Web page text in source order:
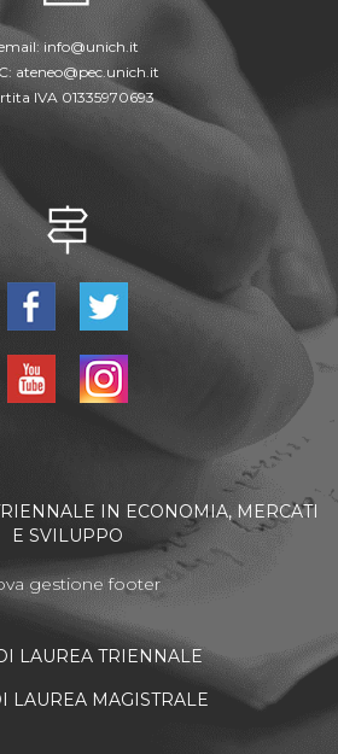
info@unich.it
ateneo@pec.unich.it
IVA 01335970693
IN ECONOMIA, MERCATI
E SVILUPPO
gestione footer
LAUREA TRIENNALE
LAUREA MAGISTRALE